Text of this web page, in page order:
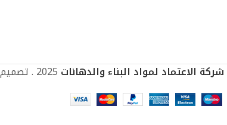
شركة الاعتماد لمواد البناء والدهانات 2025 . تصميم